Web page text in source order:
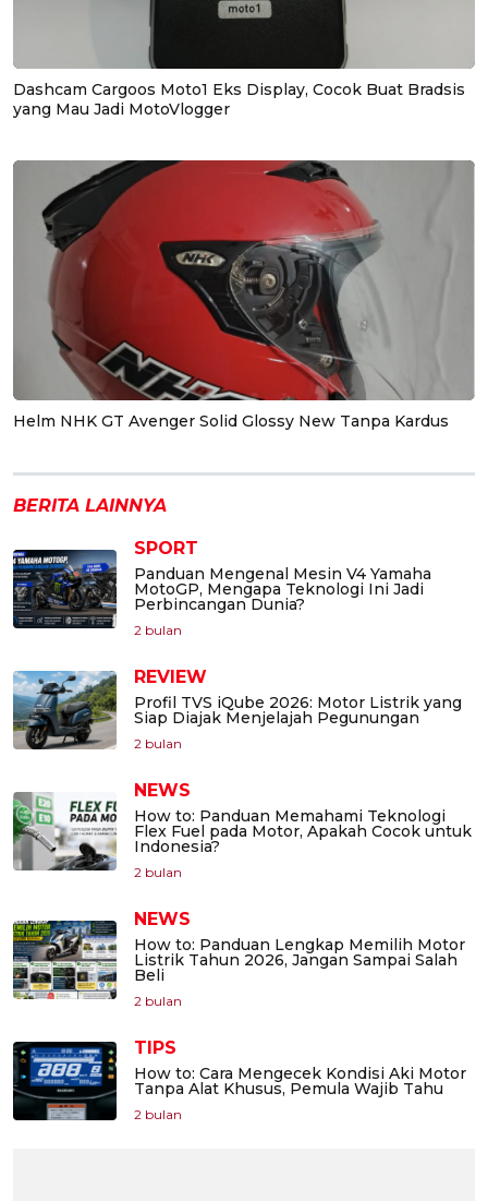
Dashcam Cargoos Moto1 Eks Display, Cocok Buat Bradsis
yang Mau Jadi MotoVlogger
Helm NHK GT Avenger Solid Glossy New Tanpa Kardus
BERITA LAINNYA
SPORT
Panduan Mengenal Mesin V4 Yamaha
MotoGP, Mengapa Teknologi Ini Jadi
Perbincangan Dunia?
2 bulan
REVIEW
Profil TVS iQube 2026: Motor Listrik yang
Siap Diajak Menjelajah Pegunungan
2 bulan
NEWS
How to: Panduan Memahami Teknologi
Flex Fuel pada Motor, Apakah Cocok untuk
Indonesia?
2 bulan
NEWS
How to: Panduan Lengkap Memilih Motor
Listrik Tahun 2026, Jangan Sampai Salah
Beli
2 bulan
TIPS
How to: Cara Mengecek Kondisi Aki Motor
Tanpa Alat Khusus, Pemula Wajib Tahu
2 bulan